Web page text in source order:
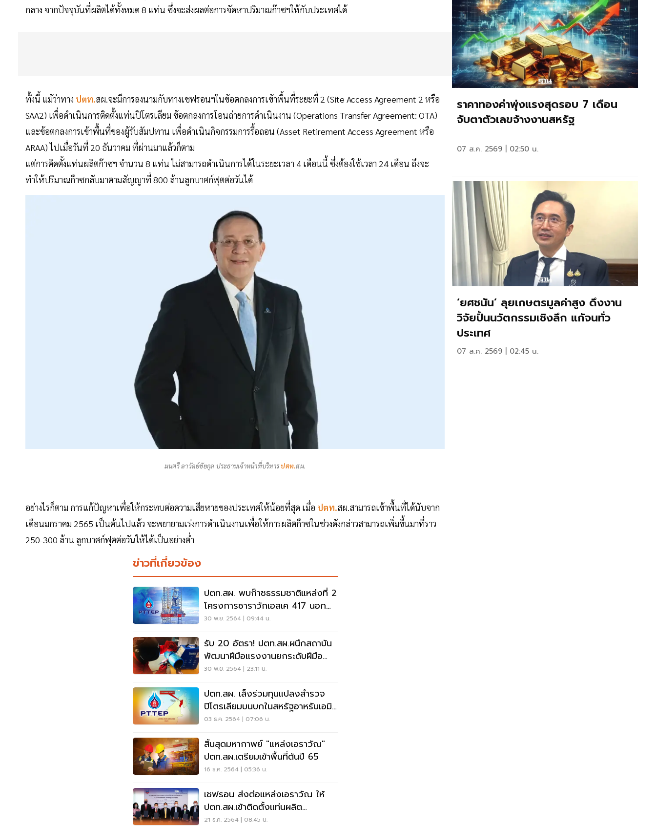
กลาง จากปัจจุบันที่ผลิตได้ทั้งหมด 8 แท่น ซึ่งจะส่งผลต่อการจัดหาปริมาณก๊าซฯให้กับประเทศได้
ทั้งนี้ แม้ว่าทาง ปตท.สผ.จะมีการลงนามกับทางเชฟรอนฯในข้อตกลงการเข้าพื้นที่ระยะที่ 2 (Site Access Agreement 2 หรือ
SAA2) เพื่อดำเนินการติดตั้งแท่นปิโตรเลียม ข้อตกลงการโอนถ่ายการดำเนินงาน (Operations Transfer Agreement: OTA)
และข้อตกลงการเข้าพื้นที่ของผู้รับสัมปทาน เพื่อดำเนินกิจกรรมการรื้อถอน (Asset Retirement Access Agreement หรือ
ARAA) ไปเมื่อวันที่ 20 ธันวาคม ที่ผ่านมาแล้วก็ตาม
แต่การติดตั้งแท่นผลิตก๊าซฯ จำนวน 8 แท่น ไม่สามารถดำเนินการได้ในระยะเวลา 4 เดือนนี้ ซึ่งต้องใช้เวลา 24 เดือน ถึงจะ
ทำให้ปริมาณก๊าซกลับมาตามสัญญาที่ 800 ล้านลูกบาศก์ฟุตต่อวันได้
มนตรี ลาวัลย์ชัยกุล ประธานเจ้าหน้าที่บริหารปตท.สผ.
อย่างไรก็ตาม การแก้ปัญหาเพื่อให้กระทบต่อความเสียหายของประเทศให้น้อยที่สุด เมื่อ ปตท.สผ.สามารถเข้าพื้นที่ได้นับจาก
เดือนมกราคม 2565 เป็นต้นไปแล้ว จะพยายามเร่งการดำเนินงานเพื่อให้การผลิตก๊าซในช่วงดังกล่าวสามารถเพิ่มขึ้นมาที่ราว
250-300 ล้าน ลูกบาศก์ฟุตต่อวันให้ได้เป็นอย่างต่ำ
ข่าวที่เกี่ยวข้อง
ปตท.สผ. พบก๊าซธรรมชาติแหล่งที่ 2
โครงการซาราวักเอสเค 417 นอก
ชายฝั่งมาเลเซีย
30 พ.ย. 2564 | 09:44 น.
รับ 20 อัตรา! ปตท.สผ.ผนึกสถาบัน
พัฒนาฝีมือแรงงานยกระดับฝีมือ
สาขาอาชีพช่าง
30 พ.ย. 2564 | 23:11 น.
ปตท.สผ. เล็งร่วมทุนแปลงสำรวจ
ปิโตรเลียมบนบกในสหรัฐอาหรับเอมิ
เรตส์
03 ธ.ค. 2564 | 07:06 น.
สิ้นสุดมหากาพย์ "แหล่งเอราวัณ"
ปตท.สผ.เตรียมเข้าพื้นที่ต้นปี 65
16 ธ.ค. 2564 | 05:36 น.
เชฟรอน ส่งต่อแหล่งเอราวัณ ให้
ปตท.สผ.เข้าติดตั้งแท่นผลิต
ปิโตรเลียม
21 ธ.ค. 2564 | 08:45 น.
ราคาทองคำพุ่งแรงสุดรอบ 7 เดือน
จับตาตัวเลขจ้างงานสหรัฐ
07 ส.ค. 2569 | 02:50 น.
‘ยศชนัน’ ลุยเกษตรมูลค่าสูง ดึงงาน
วิจัยปั้นนวัตกรรมเชิงลึก แก้จนทั่ว
ประเทศ
07 ส.ค. 2569 | 02:45 น.